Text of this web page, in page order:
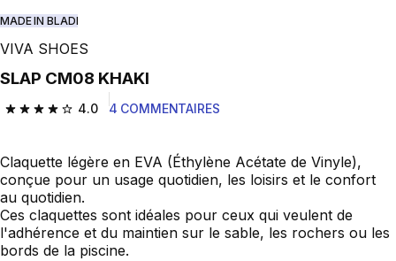
MADE IN BLADI
VIVA SHOES
SLAP CM08 KHAKI
4.0
4.0 out of 5 stars from 4 reviews
4 COMMENTAIRES
Claquette légère en EVA (Éthylène Acétate de Vinyle),
conçue pour un usage quotidien, les loisirs et le confort
au quotidien.
Ces claquettes sont idéales pour ceux qui veulent de
l'adhérence et du maintien sur le sable, les rochers ou les
bords de la piscine.